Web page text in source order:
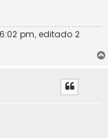
pm, editado 2